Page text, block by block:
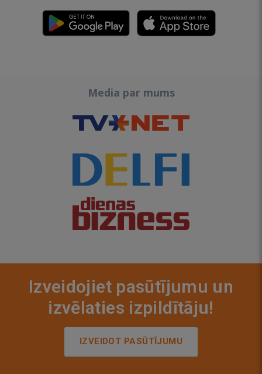
Media par mums
Izveidojiet pasūtījumu un
izvēlaties izpildītāju!
IZVEIDOT PASŪTĪJUMU